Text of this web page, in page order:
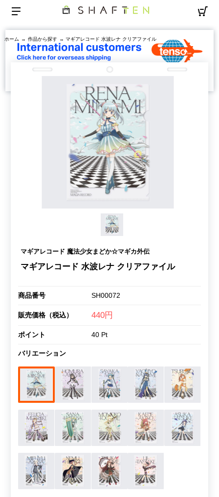
ホーム → 作品から探す → マギアレコード 水波レナ クリアファイル
マギアレコード 魔法少女まどか☆マギカ外伝
マギアレコード 水波レナ クリアファイル
商品番号 SH00072
販売価格（税込） 440円
ポイント 40 Pt
バリエーション